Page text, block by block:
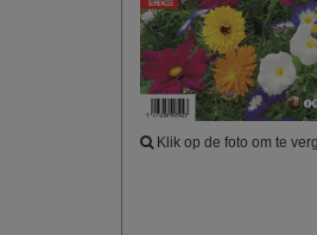
Klik op de foto om te